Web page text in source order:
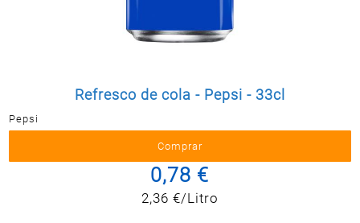
Postal
Refresco de cola - Pepsi - 33cl
Pepsi
0,78 €
2,36 €/Litro